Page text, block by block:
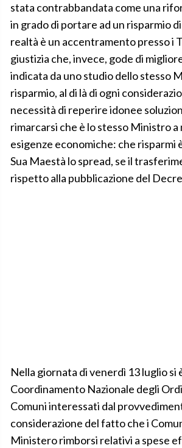
stata contrabbandata come una
in grado di portare ad un risparmio
realtà è un accentramento presso i
giustizia che, invece, gode di
indicata da uno studio dello stesso
risparmio, al di là di ogni
necessità di reperire idonee
rimarcarsi che è lo stesso Ministro
esigenze economiche: che risparmi
Sua Maestà lo spread, se il
rispetto alla pubblicazione del
Nella giornata di venerdì 13 luglio si
Coordinamento Nazionale degli
Comuni interessati dal
considerazione del fatto che i
Ministero rimborsi relativi a spese